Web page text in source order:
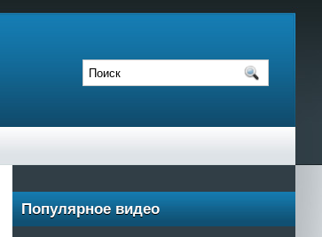
Популярное видео